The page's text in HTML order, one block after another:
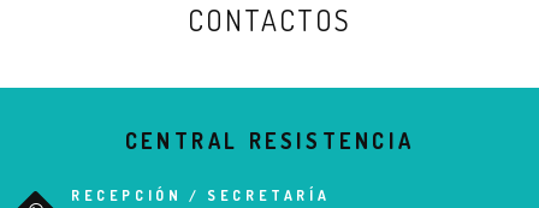
CONTACTOS
CENTRAL RESISTENCIA
RECEPCIÓN / SECRETARÍA